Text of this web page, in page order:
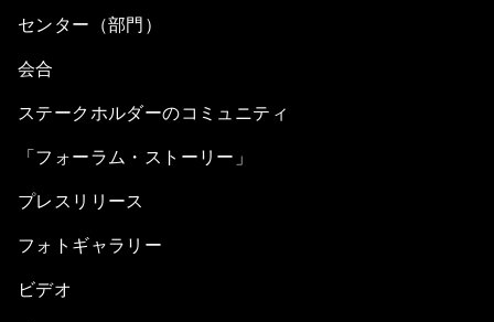
センター（部門）
会合
ステークホルダーのコミュニティ
「フォーラム・ストーリー」
プレスリリース
フォトギャラリー
ビデオ